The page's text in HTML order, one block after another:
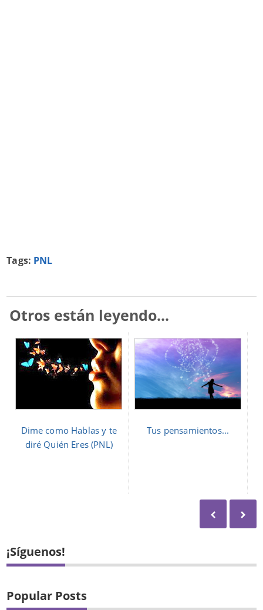
Tags: PNL
Otros están leyendo...
Dime como Hablas y te
diré Quién Eres (PNL)
Tus pensamientos...
¡Síguenos!
Popular Posts